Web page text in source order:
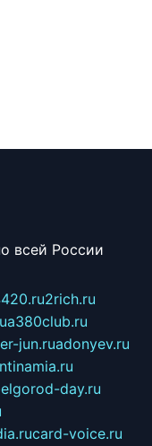
всей России
2rich.ru
a380club.ru
jun.ruadonyev.ru
day.ru
card-voice.ru